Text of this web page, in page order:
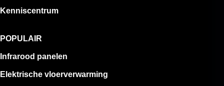
Kenniscentrum
POPULAIR
Infrarood panelen
Elektrische vloerverwarming